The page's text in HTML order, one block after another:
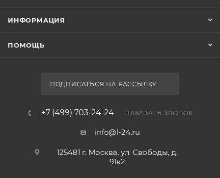
ИНФОРМАЦИЯ
ПОМОЩЬ
ПОДПИСАТЬСЯ НА РАССЫЛКУ
+7 (499) 703-24-24 ЗАКАЗАТЬ ЗВОНОК
info@l-24.ru
125481 г. Москва, ул. Свободы, д.
91к2